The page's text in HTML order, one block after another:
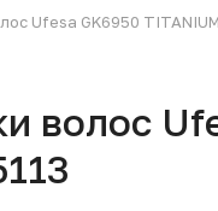
Ufesa GK6950
волос